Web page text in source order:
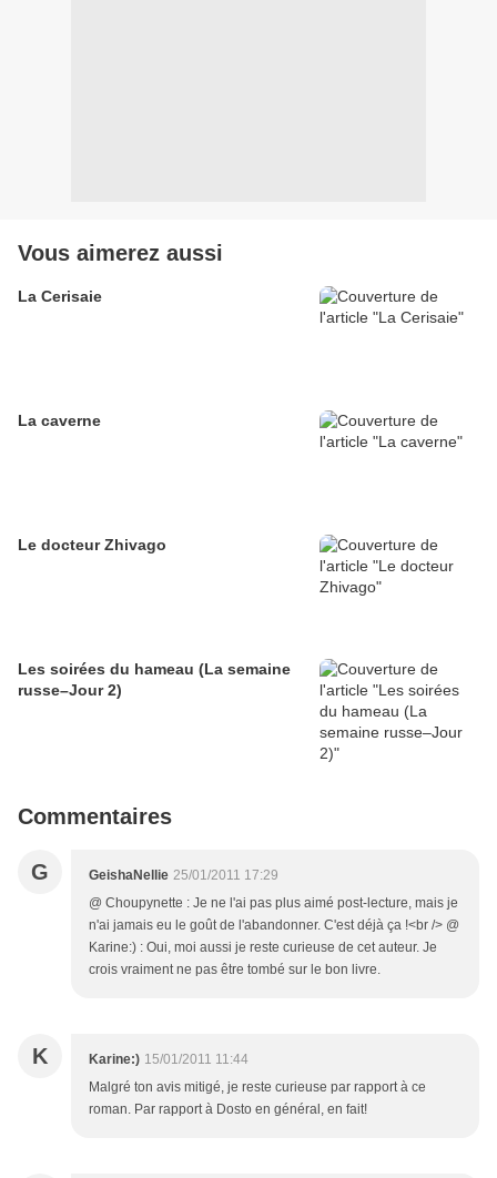
Vous aimerez aussi
La Cerisaie
La caverne
Le docteur Zhivago
Les soirées du hameau (La semaine
russe–Jour 2)
Commentaires
G GeishaNellie 25/01/2011 17:29
@ Choupynette : Je ne l'ai pas plus aimé post-lecture, mais je
n'ai jamais eu le goût de l'abandonner. C'est déjà ça !<br /> @
Karine:) : Oui, moi aussi je reste curieuse de cet auteur. Je
crois vraiment ne pas être tombé sur le bon livre.
K Karine:) 15/01/2011 11:44
Malgré ton avis mitigé, je reste curieuse par rapport à ce
roman. Par rapport à Dosto en général, en fait!